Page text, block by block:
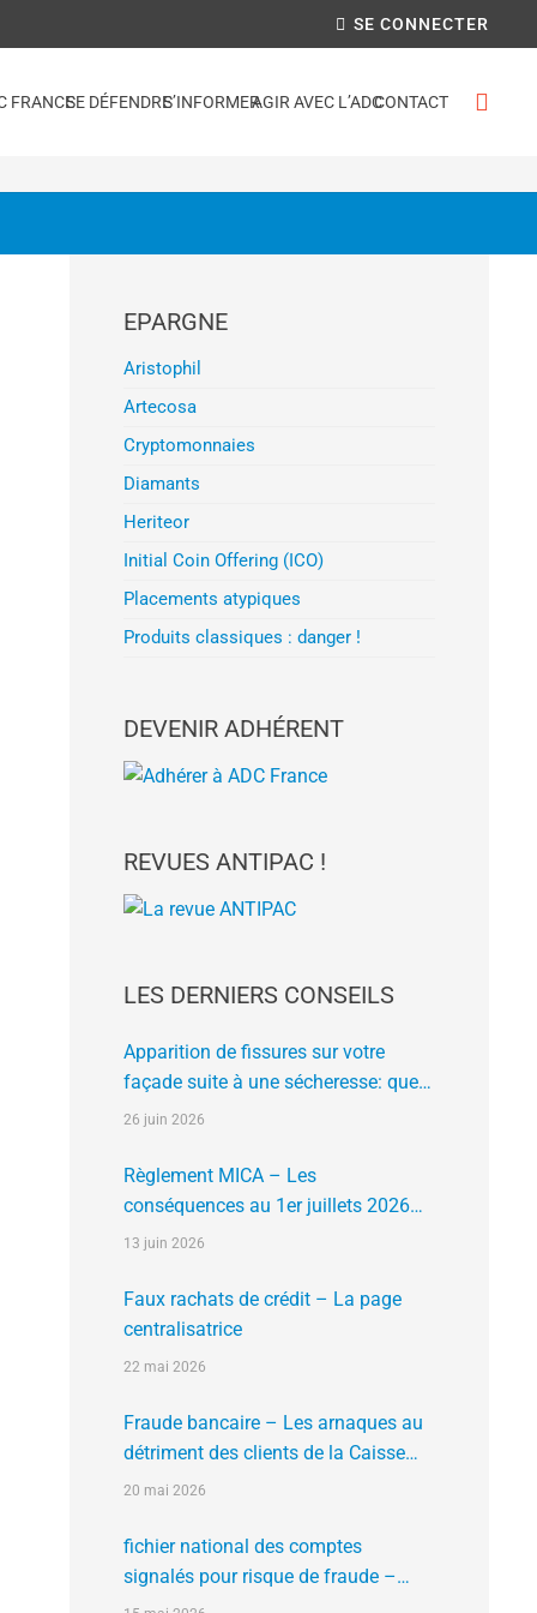
SE CONNECTER
FRANCESE DÉFENDRES’INFORMERAGIR AVEC L’ADCCONTACT
EPARGNE
Aristophil
Artecosa
Cryptomonnaies
Diamants
Heriteor
Initial Coin Offering (ICO)
Placements atypiques
Produits classiques : danger !
DEVENIR ADHÉRENT
REVUES ANTIPAC !
LES DERNIERS CONSEILS
Apparition de fissures sur votre
façade suite à une sécheresse: que
faire?
26 juin 2026
Règlement MICA – Les
conséquences au 1er juillets 2026
des plates formes crypto n’ayant pas
13 juin 2026
Faux rachats de crédit – La page
centralisatrice
22 mai 2026
Fraude bancaire – Les arnaques au
détriment des clients de la Caisse
d’Epargne
20 mai 2026
fichier national des comptes
signalés pour risque de fraude –
FNC-RF : un nouveau rempart contre